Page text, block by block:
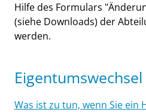
Hilfe des Formulars
(siehe Downloads) der
werden.
Eigentumswechsel
Was ist zu tun, wenn Sie ein